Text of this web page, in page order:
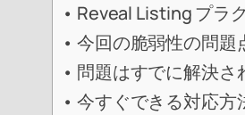
Reveal Listing プラ
今回の脆弱性の問題
問題はすでに解決さ
今すぐできる対応方